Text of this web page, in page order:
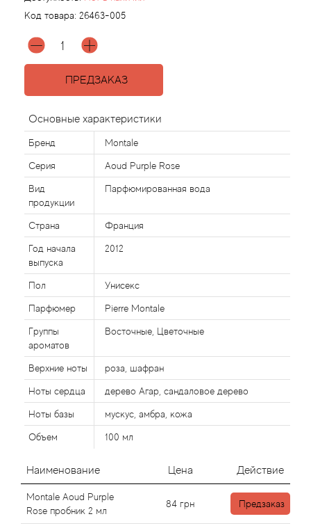
Код товара: 26463-005
ПРЕДЗАКАЗ
Основные характеристики
Бренд Montale
Серия Aoud Purple Rose
Вид
продукции
Парфюмированная вода
Страна Франция
Год начала
выпуска
2012
Пол Унисекс
Парфюмер Pierre Montale
Группы
ароматов
Восточные, Цветочные
Верхние ноты роза, шафран
Ноты сердца дерево Агар, сандаловое дерево
Ноты базы мускус, амбра, кожа
Объем 100 мл
Наименование Цена Действие
Montale Aoud Purple
Rose пробник 2 мл
84 грн Предзаказ
Agonist
Aigner
Ajmal
Al Haramain
Al Jazeera
Alaia Paris
Alexander McQueen
Alexandre Barthet
Alexandre J
Alfred Dunhill
Alyson Oldoini
American Crew
Amouage